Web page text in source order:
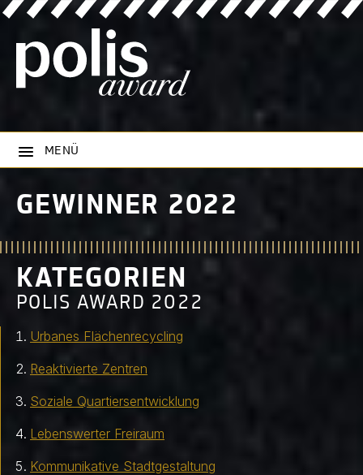
MENÜ
GEWINNER 2022
KATEGORIEN
POLIS AWARD 2022
Urbanes Flächenrecycling
Reaktivierte Zentren
Soziale Quartiersentwicklung
Lebenswerter Freiraum
Kommunikative Stadtgestaltung